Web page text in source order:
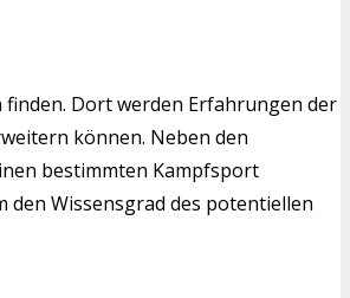
Dort werden Erfahrungen der
können. Neben den
bestimmten Kampfsport
den Wissensgrad des potentiellen